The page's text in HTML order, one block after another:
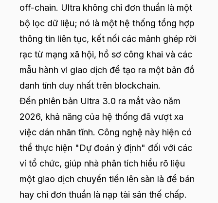
off-chain. Ultra không chỉ đơn thuần là một
bộ lọc dữ liệu; nó là một hệ thống tổng hợp
thông tin liên tục, kết nối các mảnh ghép rời
rạc từ mạng xã hội, hồ sơ công khai và các
mẫu hành vi giao dịch để tạo ra một bản đồ
danh tính duy nhất trên blockchain.
Đến phiên bản Ultra 3.0 ra mắt vào năm
2026, khả năng của hệ thống đã vượt xa
việc dán nhãn tĩnh. Công nghệ này hiện có
thể thực hiện "Dự đoán ý định" đối với các
ví tổ chức, giúp nhà phân tích hiểu rõ liệu
một giao dịch chuyển tiền lên sàn là để bán
hay chỉ đơn thuần là nạp tài sản thế chấp.